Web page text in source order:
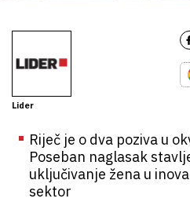
Lider
Riječ je o dva poziva u
Poseban naglasak
uključivanje žena u
sektor